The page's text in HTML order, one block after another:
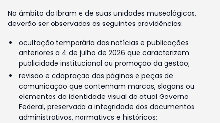
No âmbito do Ibram e de suas unidades museológicas,
deverão ser observadas as seguintes providências:
ocultação temporária das notícias e publicações
anteriores a 4 de julho de 2026 que caracterizem
publicidade institucional ou promoção da gestão;
revisão e adaptação das páginas e peças de
comunicação que contenham marcas, slogans ou
elementos da identidade visual do atual Governo
Federal, preservada a integridade dos documentos
administrativos, normativos e históricos;